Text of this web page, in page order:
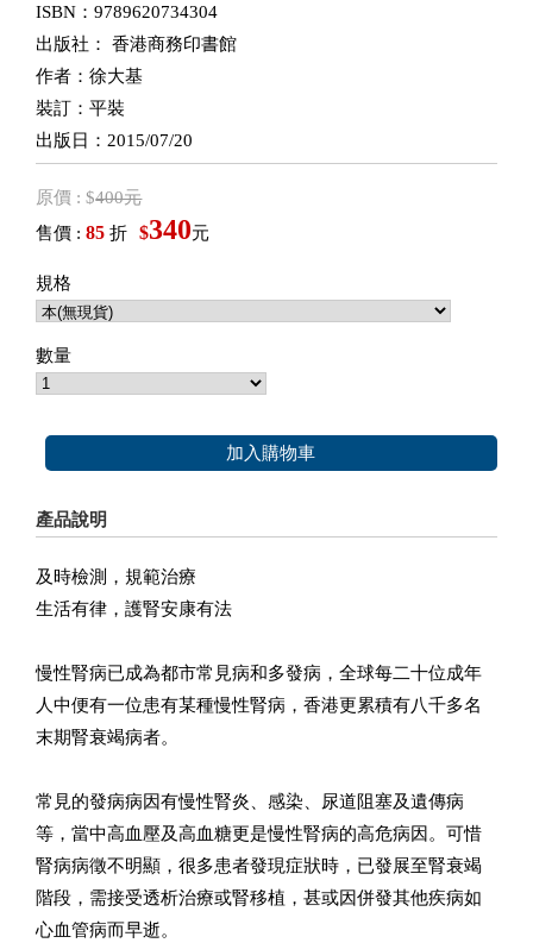
ISBN：9789620734304
出版社： 香港商務印書館
作者：徐大基
裝訂：平裝
出版日：2015/07/20
原價 : $400元
售價 :85 折 $340元
規格
數量
加入購物車
產品說明
及時檢測，規範治療
生活有律，護腎安康有法
慢性腎病已成為都市常見病和多發病，全球每二十位成年
人中便有一位患有某種慢性腎病，香港更累積有八千多名
末期腎衰竭病者。
常見的發病病因有慢性腎炎、感染、尿道阻塞及遺傳病
等，當中高血壓及高血糖更是慢性腎病的高危病因。可惜
腎病病徵不明顯，很多患者發現症狀時，已發展至腎衰竭
階段，需接受透析治療或腎移植，甚或因併發其他疾病如
心血管病而早逝。